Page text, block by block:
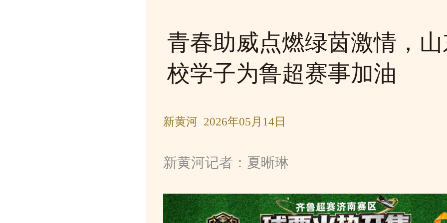
青春助威点燃绿茵激情，
校学子为鲁超赛事加油
新黄河 2026年05月14日
新黄河记者：夏晰琳